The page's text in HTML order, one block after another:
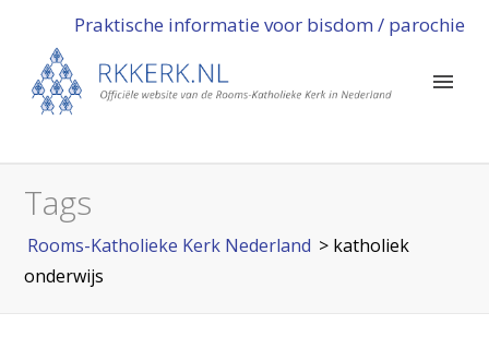
Praktische informatie voor bisdom / parochie
Tags
Rooms-Katholieke Kerk Nederland > katholiek
onderwijs